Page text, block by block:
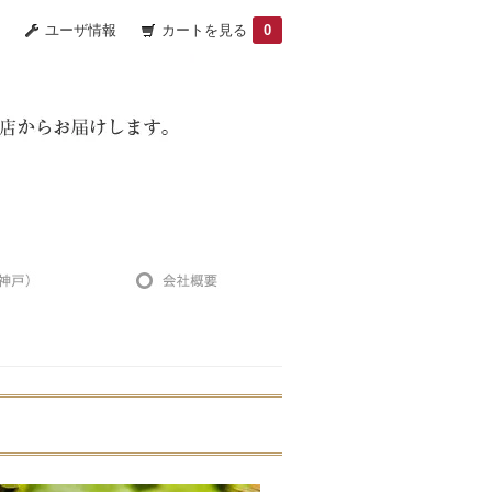
ユーザ情報 カートを見る 0